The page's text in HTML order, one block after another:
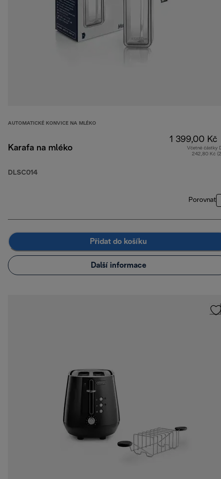
AUTOMATICKÉ KONVICE NA MLÉKO
Karafa na mléko
DLSC014
1 399,00 Kč
Včetně částky
242,80 Kč
Porovnat
Přidat do košíku
Další informace